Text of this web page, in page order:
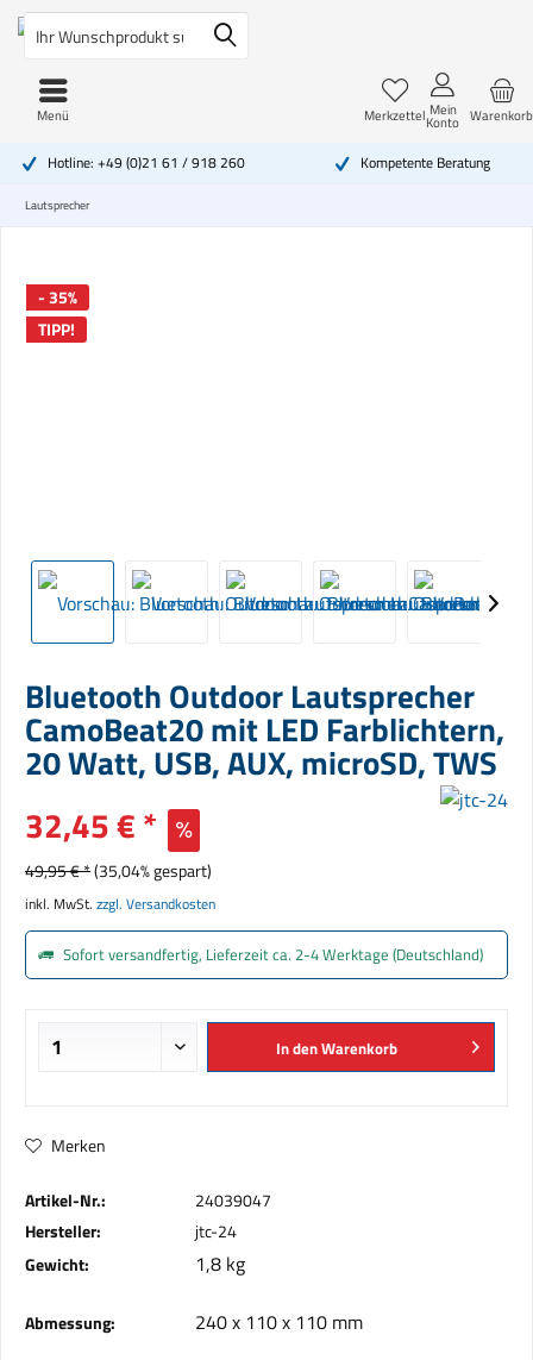
Hotline: +49 (0)21 61 / 918 260 Kompetente Beratung
Warenkorb
Merkzettel Mein
Konto
Menü
Lautsprecher
- 35%
TIPP!
Bluetooth Outdoor Lautsprecher
CamoBeat20 mit LED Farblichtern,
20 Watt, USB, AUX, microSD, TWS
32,45 € *
49,95 € *(35,04% gespart)
inkl. MwSt. zzgl. Versandkosten
Sofort versandfertig, Lieferzeit ca. 2-4 Werktage (Deutschland)
In denWarenkorb
Merken
Artikel-Nr.:
24039047
Hersteller:
jtc-24
Gewicht:
1,8 kg
Abmessung: 240 x 110 x 110 mm